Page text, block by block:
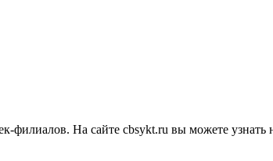
филиалов. На сайте cbsykt.ru вы можете узнать